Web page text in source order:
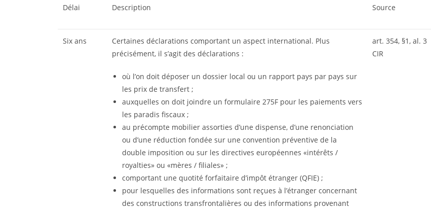
Délai Description Source
Six ans
Certaines déclarations comportant un aspect international. Plus
précisément, il s’agit des déclarations :
où l’on doit déposer un dossier local ou un rapport pays par pays sur
les prix de transfert ;
auxquelles on doit joindre un formulaire 275F pour les paiements vers
les paradis fiscaux ;
au précompte mobilier assorties d’une dispense, d’une renonciation
ou d’une réduction fondée sur une convention préventive de la
double imposition ou sur les directives européennes «intérêts /
royalties» ou «mères / filiales» ;
comportant une quotité forfaitaire d’impôt étranger (QFIE) ;
pour lesquelles des informations sont reçues à l’étranger concernant
des constructions transfrontalières ou des informations provenant
art. 354, §1, al. 3
CIR